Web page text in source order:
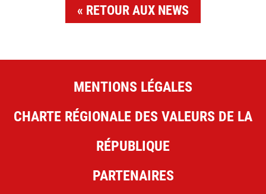
RETOUR AUX NEWS
MENTIONS LÉGALES
CHARTE RÉGIONALE DES VALEURS DE LA
RÉPUBLIQUE
PARTENAIRES